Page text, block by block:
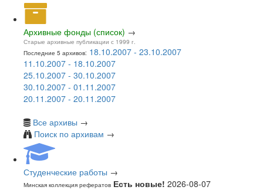
Архивные фонды (список) →
Старые архивные публикации с 1999 г.
Последние 5 архивов: 18.10.2007 - 23.10.2007
11.10.2007 - 18.10.2007
25.10.2007 - 30.10.2007
30.10.2007 - 01.11.2007
20.11.2007 - 20.11.2007
Все архивы →
Поиск по архивам →
Студенческие работы →
Минская коллекция рефератов Есть новые! 2026-08-07